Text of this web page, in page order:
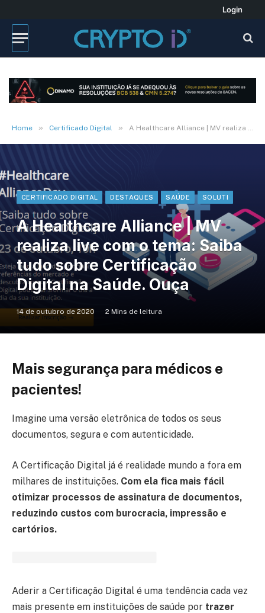
Login
Home » Certificado Digital » A Healthcare Alliance | MV realiza live com o tema: Saiba tudo sobre Certificação Digital na Saúde. Ouça
CERTIFICADO DIGITAL DESTAQUES SAÚDE SOLUTI
A Healthcare Alliance | MV
realiza live com o tema: Saiba
tudo sobre Certificação
Digital na Saúde. Ouça
14 de outubro de 2020 2 Mins de leitura
Mais segurança para médicos e
pacientes!
Imagine uma versão eletrônica de todos os seus
documentos, segura e com autenticidade.
A Certificação Digital já é realidade mundo a fora em
milhares de instituições. Com ela fica mais fácil
otimizar processos de assinatura de documentos,
reduzindo custos com burocracia, impressão e
cartórios.
Aderir a Certificação Digital é uma tendência cada vez
mais presente em instituições de saúde por trazer